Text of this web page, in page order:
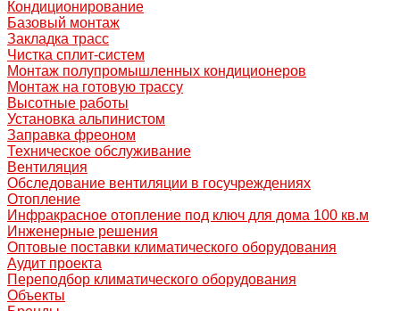
Кондиционирование
Базовый монтаж
Закладка трасс
Чистка сплит-систем
Монтаж полупромышленных кондиционеров
Монтаж на готовую трассу
Высотные работы
Установка альпинистом
Заправка фреоном
Техническое обслуживание
Вентиляция
Обследование вентиляции в госучреждениях
Отопление
Инфракрасное отопление под ключ для дома 100 кв.м
Инженерные решения
Оптовые поставки климатического оборудования
Аудит проекта
Переподбор климатического оборудования
Объекты